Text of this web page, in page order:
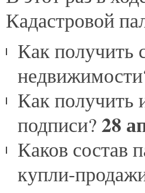
Кадастровой
Как получить
Как получить
подписи? 28
Каков состав
купли-